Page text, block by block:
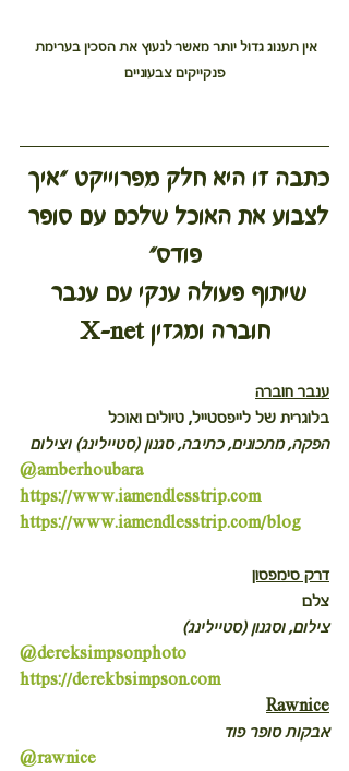
אין תענוג גדול יותר מאשר לנעוץ את הסכין בערימת
פנקייקים צבעוניים
כתבה זו היא חלק מפרוייקט ״איך
לצבוע את האוכל שלכם עם סופר
פודס״
שיתוף פעולה ענקי עם ענבר
חוברה ומגזין X-net
ענבר חוברה
בלוגרית של לייפסטייל, טיולים ואוכל
הפקה, מתכונים, כתיבה, סגנון (סטיילינג) וצילום
@amberhoubara
https://www.iamendlesstrip.com
https://www.iamendlesstrip.com/blog
דרק סימפסון
צלם
צילום, וסגנון (סטיילינג)
@dereksimpsonphoto
https://derekbsimpson.com
Rawnice
אבקות סופר פוד
@rawnice